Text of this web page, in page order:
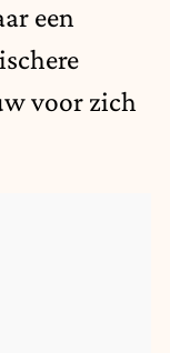
een
voor zich